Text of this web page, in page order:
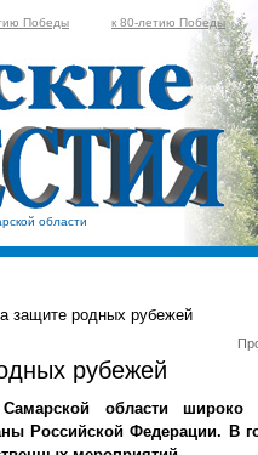
Победы к 80-летию Победы
области
защите родных рубежей
рубежей
области широко
Российской Федерации. В